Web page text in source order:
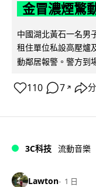
金冒濃煙驚
中國湖北黃石一名男
租住單位私設高壓爐
動鄰居報警。警方到
110 7 ↗
3C科技 流動音樂
Lawton 1 日